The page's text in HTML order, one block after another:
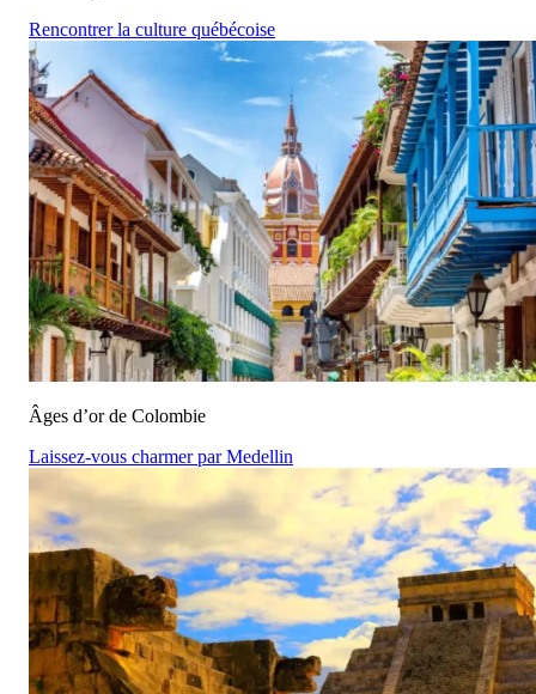
Rencontrer la culture québécoise
Âges d’or de Colombie
Laissez-vous charmer par Medellin